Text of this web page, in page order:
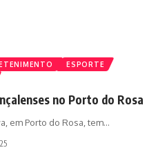
ESPORTE
no Porto do Rosa
em Porto do Rosa, tem…